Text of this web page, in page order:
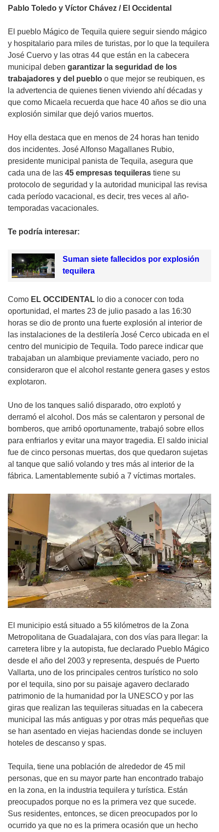
Pablo Toledo y Víctor Chávez / El Occidental
El pueblo Mágico de Tequila quiere seguir siendo mágico
y hospitalario para miles de turistas, por lo que la tequilera
José Cuervo y las otras 44 que están en la cabecera
municipal deben garantizar la seguridad de los
trabajadores y del pueblo o que mejor se reubiquen, es
la advertencia de quienes tienen viviendo ahí décadas y
que como Micaela recuerda que hace 40 años se dio una
explosión similar que dejó varios muertos.
Hoy ella destaca que en menos de 24 horas han tenido
dos incidentes. José Alfonso Magallanes Rubio,
presidente municipal panista de Tequila, asegura que
cada una de las 45 empresas tequileras tiene su
protocolo de seguridad y la autoridad municipal las revisa
cada período vacacional, es decir, tres veces al año­
temporadas vacacionales.
Te podría interesar:
Suman siete fallecidos por explosión
tequilera
Como EL OCCIDENTAL lo dio a conocer con toda
oportunidad, el martes 23 de julio pasado a las 16:30
horas se dio de pronto una fuerte explosión al interior de
las instalaciones de la destilería José Cerco ubicada en el
centro del municipio de Tequila. Todo parece indicar que
trabajaban un alambique previamente vaciado, pero no
consideraron que el alcohol restante genera gases y estos
explotaron.
Uno de los tanques salió disparado, otro explotó y
derramó el alcohol. Dos más se calentaron y personal de
bomberos, que arribó oportunamente, trabajó sobre ellos
para enfriarlos y evitar una mayor tragedia. El saldo inicial
fue de cinco personas muertas, dos que quedaron sujetas
al tanque que salió volando y tres más al interior de la
fábrica. Lamentablemente subió a 7 víctimas mortales.
El municipio está situado a 55 kilómetros de la Zona
Metropolitana de Guadalajara, con dos vías para llegar: la
carretera libre y la autopista, fue declarado Pueblo Mágico
desde el año del 2003 y representa, después de Puerto
Vallarta, uno de los principales centros turístico no solo
por el tequila, sino por su paisaje agavero declarado
patrimonio de la humanidad por la UNESCO y por las
giras que realizan las tequileras situadas en la cabecera
municipal ­las más antiguas­ y por otras más pequeñas que
se han asentado en viejas haciendas donde se incluyen
hoteles de descanso y spas.
Tequila, tiene una población de alrededor de 45 mil
personas, que en su mayor parte han encontrado trabajo
en la zona, en la industria tequilera y turística. Están
preocupados porque no es la primera vez que sucede.
Sus residentes, entonces, se dicen preocupados por lo
ocurrido ya que no es la primera ocasión que un hecho